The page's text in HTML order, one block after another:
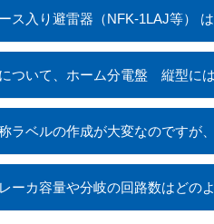
ス入り避雷器（NFK-1LAJ等）
ついて、ホーム分電盤 縦型に
ラベルの作成が大変なのですが
ーカ容量や分岐の回路数はどの